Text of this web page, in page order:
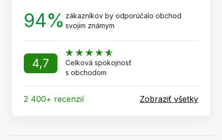
94% zákazníkov by odporúčalo obchod
svojim známym
4,7
Celková spokojnosť
s obchodom
2 400+ recenzií Zobraziť všetky